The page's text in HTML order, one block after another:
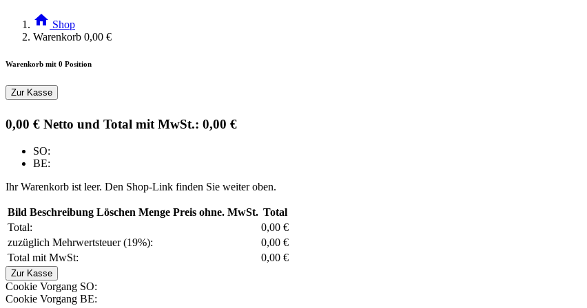
home Shop
Warenkorb 0,00 €
Warenkorb mit 0 Position
Zur Kasse
0,00 € Netto und Total mit MwSt.: 0,00 €
SO:
BE:
Ihr Warenkorb ist leer. Den Shop-Link finden Sie weiter oben.
Bild Beschreibung Löschen Menge Preis ohne. MwSt. Total
Total:
0,00 €
zuzüglich Mehrwertsteuer (19%):
0,00 €
Total mit MwSt:
0,00 €
Zur Kasse
Cookie Vorgang SO:
Cookie Vorgang BE: